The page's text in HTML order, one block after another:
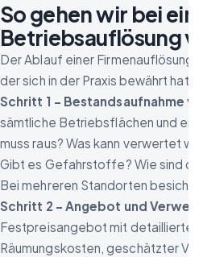
So gehen wir bei einer
Betriebsauflösung
Der Ablauf einer Firmenauflösung
der sich in der Praxis bewährt hat:
Schritt 1 – Bestandsaufnahme
sämtliche Betriebsflächen und
muss raus? Was kann verwertet
Gibt es Gefahrstoffe? Wie sind
Bei mehreren Standorten
Schritt 2 – Angebot und
Festpreisangebot mit detaillierter
Räumungskosten, geschätzter